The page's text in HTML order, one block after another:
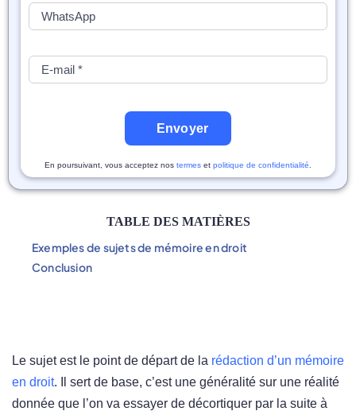
Envoyer
En poursuivant, vous acceptez nos termes et politique de confidentialité
TABLE DES MATIÈRES
Exemples de sujets de mémoire en droit
Conclusion
Le sujet est le point de départ de la rédaction d’un mémoire
en droit. Il sert de base, c’est une généralité sur une réalité
donnée que l’on va essayer de décortiquer par la suite à